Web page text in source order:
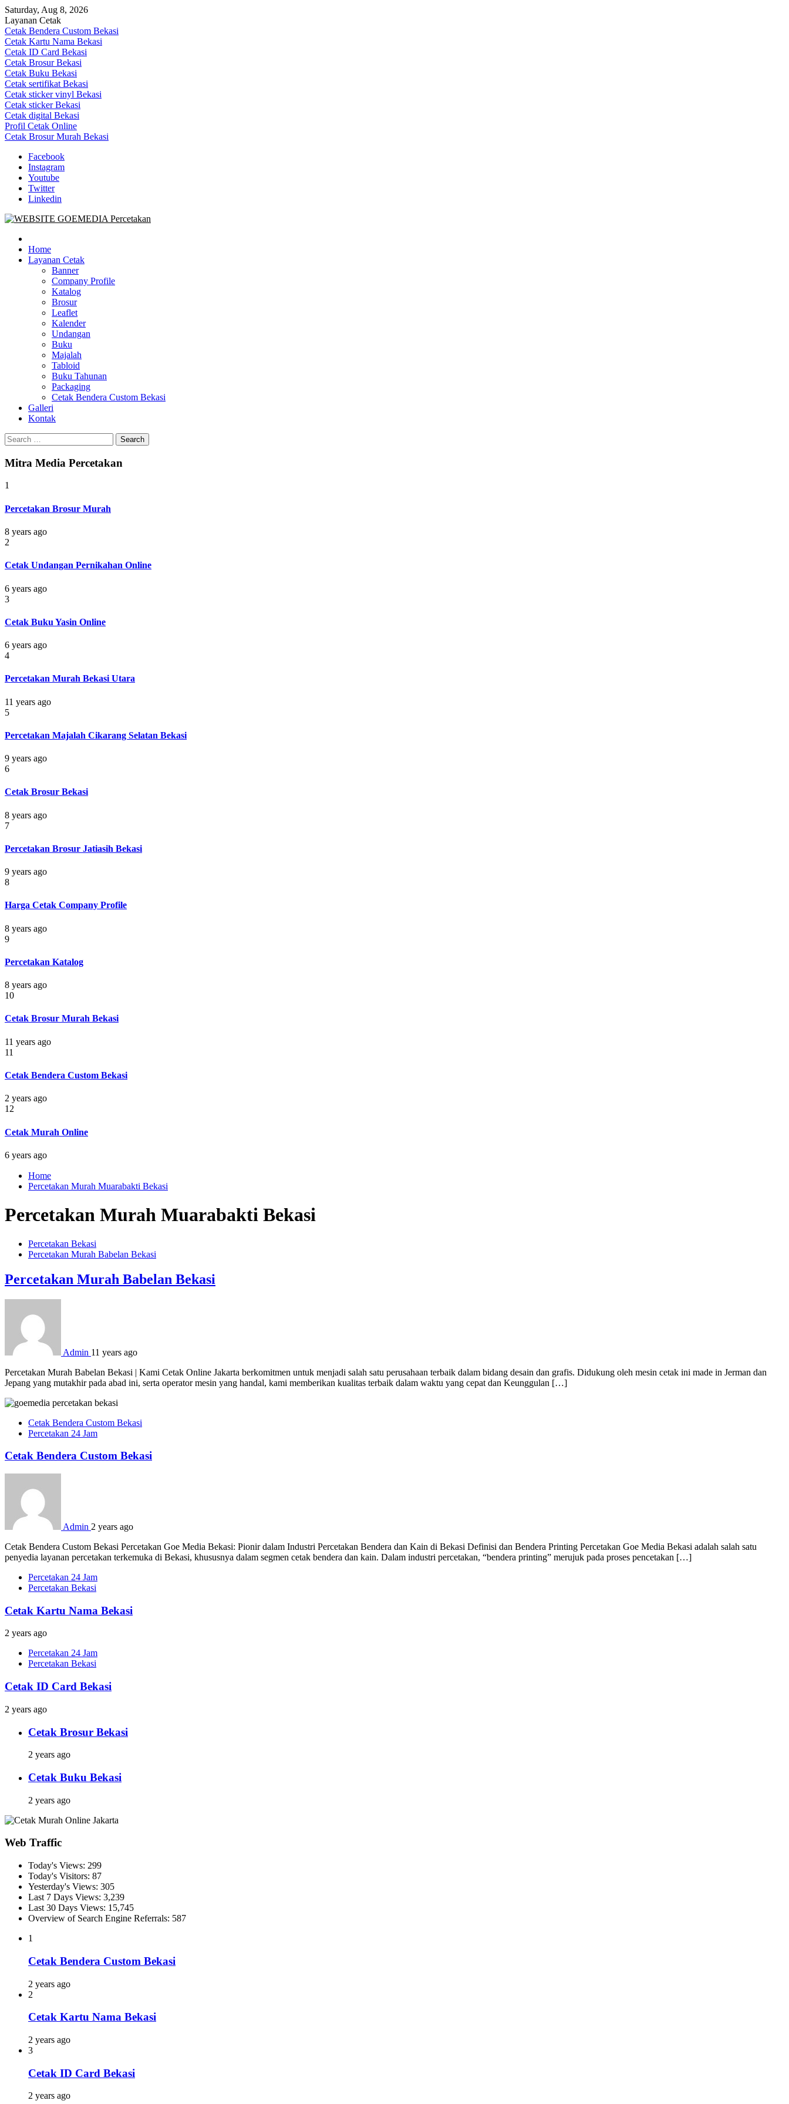
Skip
to
content
Saturday, Aug 8, 2026
Layanan Cetak
Cetak Bendera Custom Bekasi
Cetak Kartu Nama Bekasi
Cetak ID Card Bekasi
Cetak Brosur Bekasi
Cetak Buku Bekasi
Cetak sertifikat Bekasi
Cetak sticker vinyl Bekasi
Cetak sticker Bekasi
Cetak digital Bekasi
Profil Cetak Online
Cetak Brosur Murah Bekasi
Facebook
Instagram
Youtube
Twitter
Linkedin
Goe Media Percetakan | 0822-4439-5599 (Call/WA)
0822-4439-5599 (Call/WA) Percetakan jasa cetak banner buku yasin invoice kartu nama label map nota spanduk stiker undangan pernikahan murah online 24 jam
Home
Layanan Cetak
Banner
Company Profile
Katalog
Brosur
Leaflet
Kalender
Undangan
Buku
Majalah
Tabloid
Buku Tahunan
Packaging
Cetak Bendera Custom Bekasi
Galleri
Kontak
Search
for:
Mitra Media Percetakan
1
Percetakan Brosur Murah
8 years ago
2
Cetak Undangan Pernikahan Online
6 years ago
3
Cetak Buku Yasin Online
6 years ago
4
Percetakan Murah Bekasi Utara
11 years ago
5
Percetakan Majalah Cikarang Selatan Bekasi
9 years ago
6
Cetak Brosur Bekasi
8 years ago
7
Percetakan Brosur Jatiasih Bekasi
9 years ago
8
Harga Cetak Company Profile
8 years ago
9
Percetakan Katalog
8 years ago
10
Cetak Brosur Murah Bekasi
11 years ago
11
Cetak Bendera Custom Bekasi
2 years ago
12
Cetak Murah Online
6 years ago
Home
Percetakan Murah Muarabakti Bekasi
Percetakan Murah Muarabakti Bekasi
Percetakan Bekasi
Percetakan Murah Babelan Bekasi
Percetakan Murah Babelan Bekasi
Admin 11 years ago
Percetakan Murah Babelan Bekasi | Kami Cetak Online Jakarta berkomitmen untuk menjadi salah satu perusahaan terbaik dalam bidang desain dan grafis. Didukung oleh mesin cetak ini made in Jerman dan
Jepang yang mutakhir pada abad ini, serta operator mesin yang handal, kami memberikan kualitas terbaik dalam waktu yang cepat dan Keunggulan […]
Cetak Bendera Custom Bekasi
Percetakan 24 Jam
Cetak Bendera Custom Bekasi
Admin 2 years ago
Cetak Bendera Custom Bekasi Percetakan Goe Media Bekasi: Pionir dalam Industri Percetakan Bendera dan Kain di Bekasi Definisi dan Bendera Printing Percetakan Goe Media Bekasi adalah salah satu
penyedia layanan percetakan terkemuka di Bekasi, khususnya dalam segmen cetak bendera dan kain. Dalam industri percetakan, “bendera printing” merujuk pada proses pencetakan […]
Percetakan 24 Jam
Percetakan Bekasi
Cetak Kartu Nama Bekasi
2 years ago
Percetakan 24 Jam
Percetakan Bekasi
Cetak ID Card Bekasi
2 years ago
Cetak Brosur Bekasi
2 years ago
Cetak Buku Bekasi
2 years ago
Web Traffic
Today's Views: 299
Today's Visitors: 87
Yesterday's Views: 305
Last 7 Days Views: 3,239
Last 30 Days Views: 15,745
Overview of Search Engine Referrals: 587
1
Cetak Bendera Custom Bekasi
2 years ago
2
Cetak Kartu Nama Bekasi
2 years ago
3
Cetak ID Card Bekasi
2 years ago